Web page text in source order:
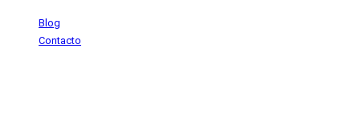
SaltarBlog
Contacto